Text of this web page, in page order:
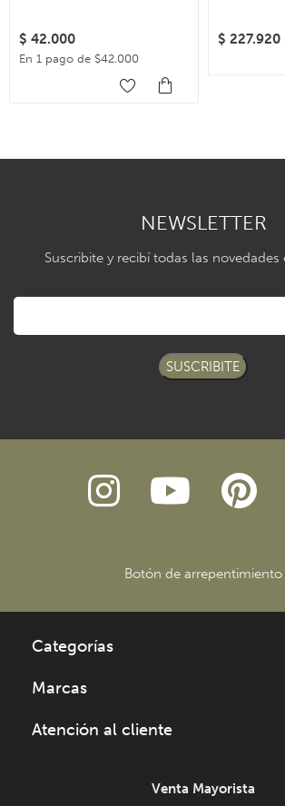
$ 42.000
En 1 pago de $42.000
$ 227.920
NEWSLETTER
Suscribite y recibí todas las
SUSCRIBITE
Botón de arrepentimiento
Categorías
Marcas
Atención al cliente
Venta Mayorista